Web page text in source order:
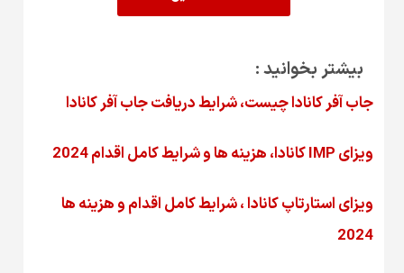
بیشتر بخوانید :
جاب آفر کانادا چیست، شرایط دریافت جاب آفر کانادا
ویزای IMP کانادا، هزینه ها و شرایط کامل اقدام 2024
ویزای استارتاپ کانادا ، شرایط کامل اقدام و هزینه ها
2024